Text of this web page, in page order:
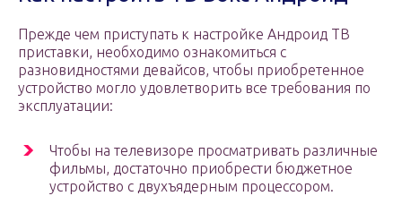
Прежде чем приступать к настройке Андроид ТВ
приставки, необходимо ознакомиться с
разновидностями девайсов, чтобы приобретенное
устройство могло удовлетворить все требования по
эксплуатации:
Чтобы на телевизоре просматривать различные
фильмы, достаточно приобрести бюджетное
устройство с двухъядерным процессором.